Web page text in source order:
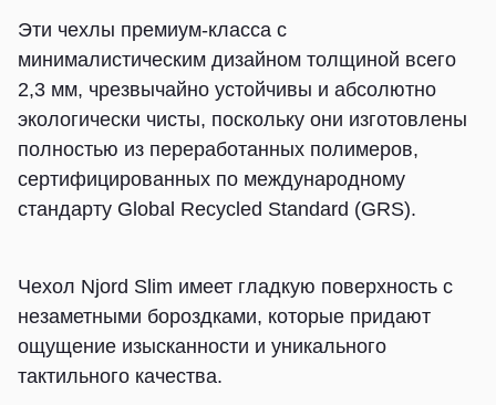
Эти чехлы премиум-класса с
минималистическим дизайном толщиной всего
2,3 мм, чрезвычайно устойчивы и абсолютно
экологически чисты, поскольку они изготовлены
полностью из переработанных полимеров,
сертифицированных по международному
стандарту Global Recycled Standard (GRS).
Чехол Njord Slim имеет гладкую поверхность с
незаметными бороздками, которые придают
ощущение изысканности и уникального
тактильного качества.